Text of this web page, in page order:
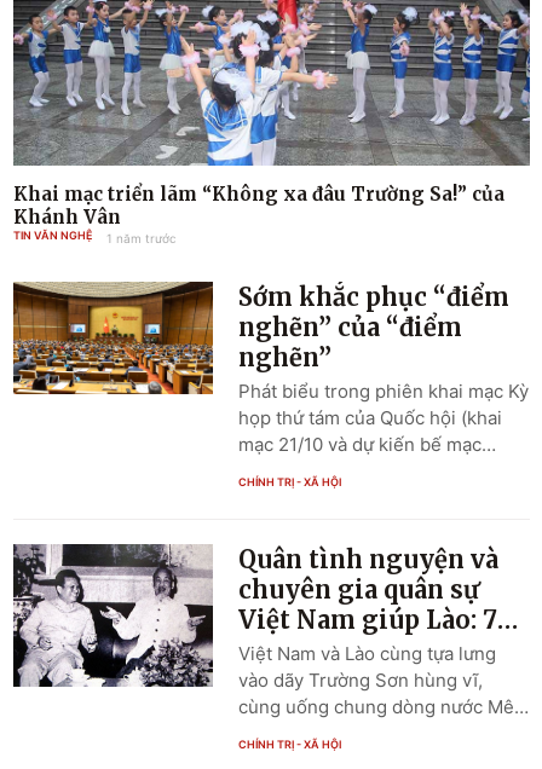
Khai mạc triển lãm “Không xa đâu Trường Sa!” của
Khánh Vân
TIN VĂN NGHỆ 1 năm trước
Sớm khắc phục “điểm
nghẽn” của “điểm
nghẽn”
Phát biểu trong phiên khai mạc Kỳ
họp thứ tám của Quốc hội (khai
mạc 21/10 và dự kiến bế mạc
30/11), Tổng Bí thư, Chủ tịch nước
của Quốc hội vẫn còn những tồn
tại, hạn chế cần sớm được khắc
phục. Trong 3 điểm nghẽn lớn
nhất hiện nay là thể chế, hạ tầng
và nhân lực, thì thể chế là “điểm
nghẽn” của “điểm nghẽn”.
CHÍNH TRỊ - XÃ HỘI
Quân tình nguyện và
chuyên gia quân sự
Việt Nam giúp Lào: 75
năm truyền thống vẻ
vang
Việt Nam và Lào cùng tựa lưng
vào dãy Trường Sơn hùng vĩ,
cùng uống chung dòng nước Mê
Kông; có nhiều nét tương đồng về
CHÍNH TRỊ - XÃ HỘI